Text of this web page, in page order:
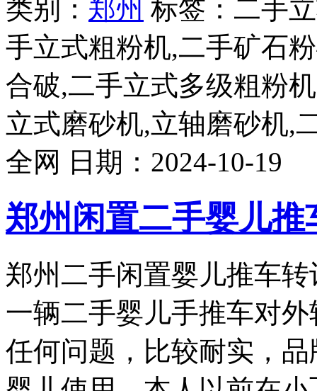
类别： 郑州 标签：二手
手立式粗粉机,二手矿石
合破,二手立式多级粗粉
立式磨砂机,立轴磨砂机,
全网
日期： 2024-10-19
郑州闲置二手婴儿推
郑州二手闲置婴儿推车
一辆二手婴儿手推车对
任何问题，比较耐实，品